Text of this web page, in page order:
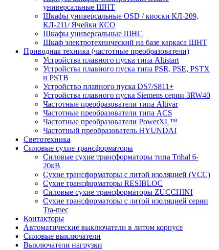
универсальные ШНТ
Шкафы универсальные OSD / киоски КЛ-209,
КЛ-211/ Ячейки КСО
Шкафы универсальные ШНС
Шкаф электротехнический на базе каркаса ШНТ
Приводная техника (частотные преобразователи)
Устройства плавного пуска типа Altistart
Устройства плавного пуска типа PSR, PSE, PSTX
и PSTB
Устройство плавного пуска DS7/S811+
Устройства плавного пуска Siemens серии 3RW40
Частотные преобразователи типа Altivar
Частотные преобразователи типа ACS
Частотные преобразователи PowerXL™
Частотный преобразователь HYUNDAI
Светотехника
Силовые сухие трансформаторы
Силовые сухие трансформаторы типа Trihal 6-
20кВ
Сухие трансформаторы с литой изоляцией (VCC)
Сухие трансформаторы RESIBLOC
Силовые сухие трансформаторы ZUCCHINI
Сухие трансформаторы с литой изоляцией серии
Tra-mec
Контакторы
Автоматические выключатели в литом корпусе
Силовые выключатели
Выключатели нагрузки